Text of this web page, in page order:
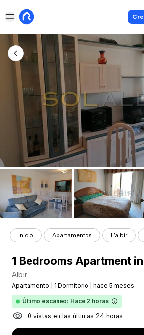
Inicio Apartamentos L'albir
Albir
Apartamento 1 Dormitorio hace 5 meses
Último escaneo: Hace 2 horas
0 vistas en las últimas 24 horas